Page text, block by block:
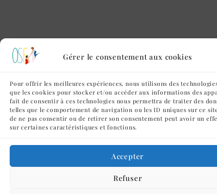
Gérer le consentement aux cookies
Pour offrir les meilleures expériences, nous utilisons des
que les cookies pour stocker et/ou accéder aux informations des
fait de consentir à ces technologies nous permettra de traiter des
telles que le comportement de navigation ou les ID uniques sur ce
de ne pas consentir ou de retirer son consentement peut avoir un
sur certaines caractéristiques et fonctions.
Accepter
Refuser